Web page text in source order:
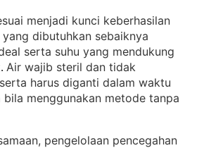
menjadi kunci keberhasilan
dibutuhkan sebaiknya
serta suhu yang mendukung
. Air wajib steril dan tidak
harus diganti dalam waktu
bila menggunakan metode tanpa
pengelolaan pencegahan